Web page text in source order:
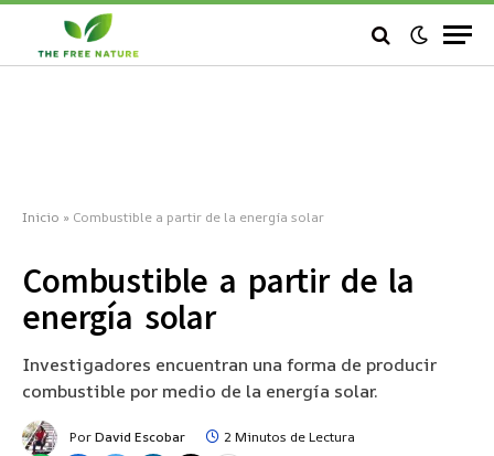
Inicio » Combustible a partir de la energía solar
Combustible a partir de la
energía solar
Investigadores encuentran una forma de producir
combustible por medio de la energía solar.
PorDavid Escobar 2 Minutos de Lectura